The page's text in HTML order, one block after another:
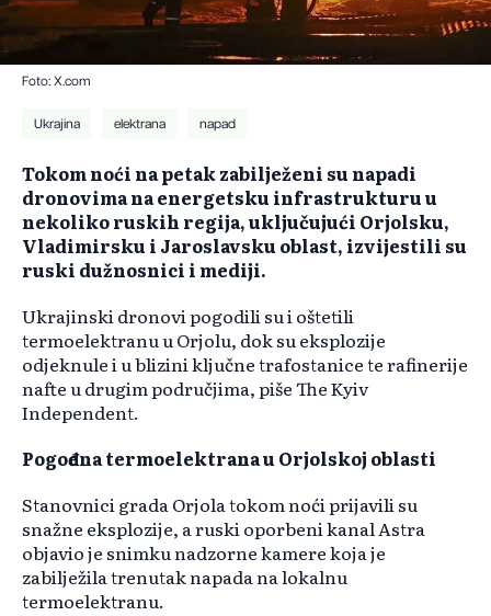
Foto: X.com
Ukrajina elektrana napad
Tokom noći na petak zabilježeni su napadi
dronovima na energetsku infrastrukturu u
nekoliko ruskih regija, uključujući Orjolsku,
Vladimirsku i Jaroslavsku oblast, izvijestili su
ruski dužnosnici i mediji.
Ukrajinski dronovi pogodili su i oštetili
termoelektranu u Orjolu, dok su eksplozije
odjeknule i u blizini ključne trafostanice te rafinerije
nafte u drugim područjima, piše The Kyiv
Independent.
Pogođena termoelektrana u Orjolskoj oblasti
Stanovnici grada Orjola tokom noći prijavili su
snažne eksplozije, a ruski oporbeni kanal Astra
objavio je snimku nadzorne kamere koja je
zabilježila trenutak napada na lokalnu
termoelektranu.